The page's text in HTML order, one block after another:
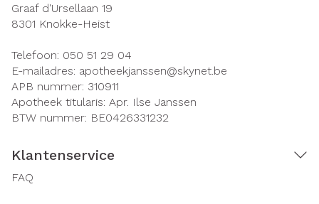
Graaf d'Ursellaan 19
8301 Knokke-Heist
Telefoon: 050 51 29 04
E-mailadres: apotheekjanssen@skynet.be
APB nummer: 310911
Apotheek titularis: Apr. Ilse Janssen
BTW nummer: BE0426331232
Klantenservice
FAQ